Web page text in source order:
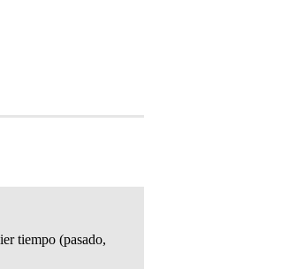
tiempo (pasado,